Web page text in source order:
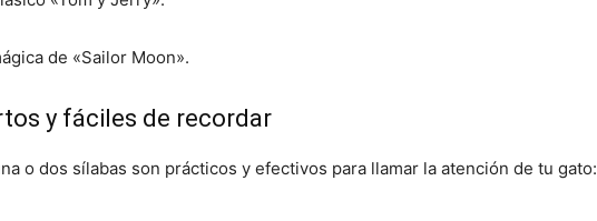
de «Sailor Moon».
y fáciles de recordar
o dos sílabas son prácticos y efectivos para llamar la atención de tu gato: